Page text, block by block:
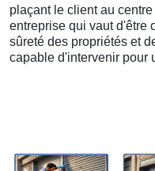
plaçant le client au
entreprise qui vaut d'être
sûreté des propriétés et
capable d'intervenir pour